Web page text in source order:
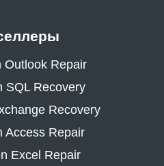
Outlook Repair
SQL Recovery
Recovery
Access Repair
Excel Repair